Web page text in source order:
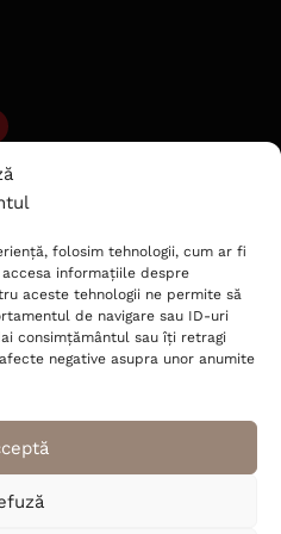
folosim tehnologii, cum ar fi
informațiile despre
aceste tehnologii ne permite să
de navigare sau ID-uri
consimțământul sau îți retragi
negative asupra unor anumite
Fără promisiuni goale —
Mijloc,